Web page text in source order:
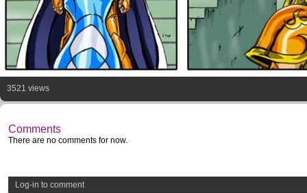
3521 views
Comments
There are no comments for now.
Log-in to comment